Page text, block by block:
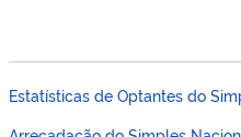
Estatísticas de Optantes do